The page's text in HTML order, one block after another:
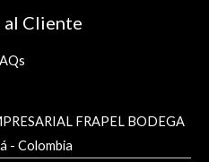
Cliente
FRAPEL BODEGA
- Colombia